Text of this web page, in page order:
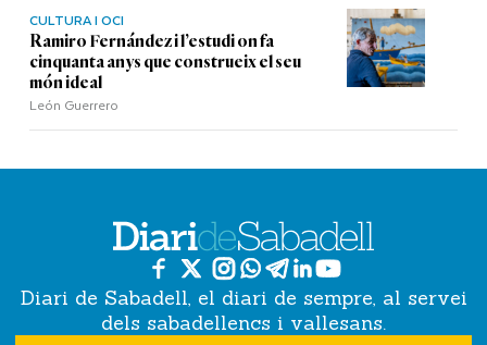
CULTURA I OCI
Ramiro Fernández i l’estudi on fa
cinquanta anys que construeix el seu
món ideal
León Guerrero
Diari de Sabadell, el diari de sempre, al servei
dels sabadellencs i vallesans.